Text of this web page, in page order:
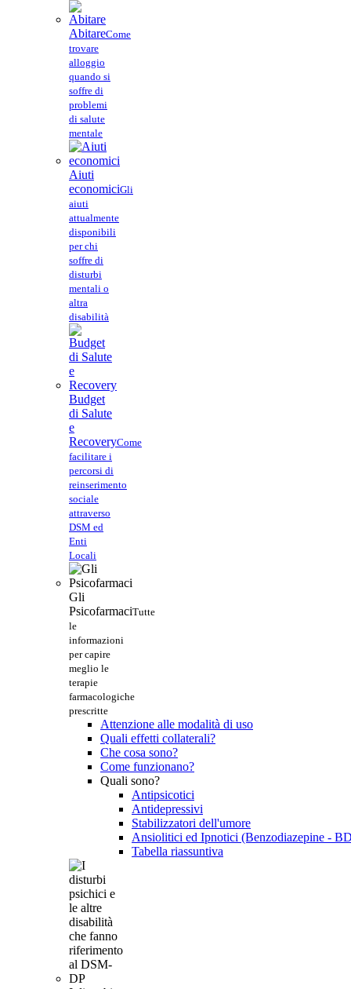
AbitareCome
trovare
alloggio
quando si
soffre di
problemi
di salute
mentale
Aiuti
economiciGli
aiuti
attualmente
disponibili
per chi
soffre di
disturbi
mentali o
altra
disabilità
Budget
di Salute
e
RecoveryCome
facilitare i
percorsi di
reinserimento
sociale
attraverso
DSM ed
Enti
Locali
Gli
PsicofarmaciTutte
le
informazioni
per capire
meglio le
terapie
farmacologiche
prescritte
Attenzione alle modalità di uso
Quali effetti collaterali?
Che cosa sono?
Come funzionano?
Quali sono?
Antipsicotici
Antidepressivi
Stabilizzatori dell'umore
Ansiolitici ed Ipnotici (Benzodiazepine -
Tabella riassuntiva